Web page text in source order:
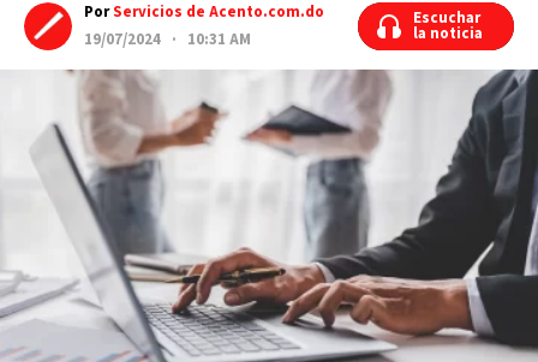
PorServicios de Acento.com.do
19/07/2024 · 10:31 AM
Escuchar
la noticia
Escuchar
la noticia